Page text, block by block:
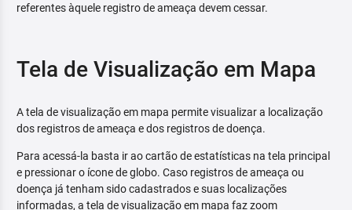
referentes àquele registro de ameaça devem cessar.
Tela de Visualização em Mapa
A tela de visualização em mapa permite visualizar a localização
dos registros de ameaça e dos registros de doença.
Para acessá-la basta ir ao cartão de estatísticas na tela principal
e pressionar o ícone de globo. Caso registros de ameaça ou
doença já tenham sido cadastrados e suas localizações
informadas, a tela de visualização em mapa faz zoom